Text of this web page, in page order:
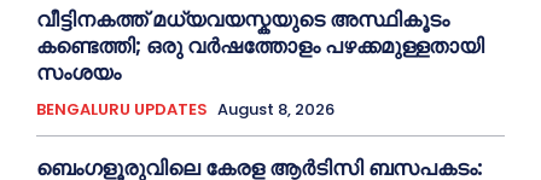
വീട്ടിനകത്ത് മധ്യവയസ്കയുടെ അസ്ഥികൂടം
കണ്ടെത്തി; ഒരു വര്‍ഷത്തോളം പഴക്കമുള്ളതായി
സംശയം
BENGALURU UPDATES August 8, 2026
ബെംഗളൂരുവിലെ കേരള ആര്‍ടിസി ബസപകടം: